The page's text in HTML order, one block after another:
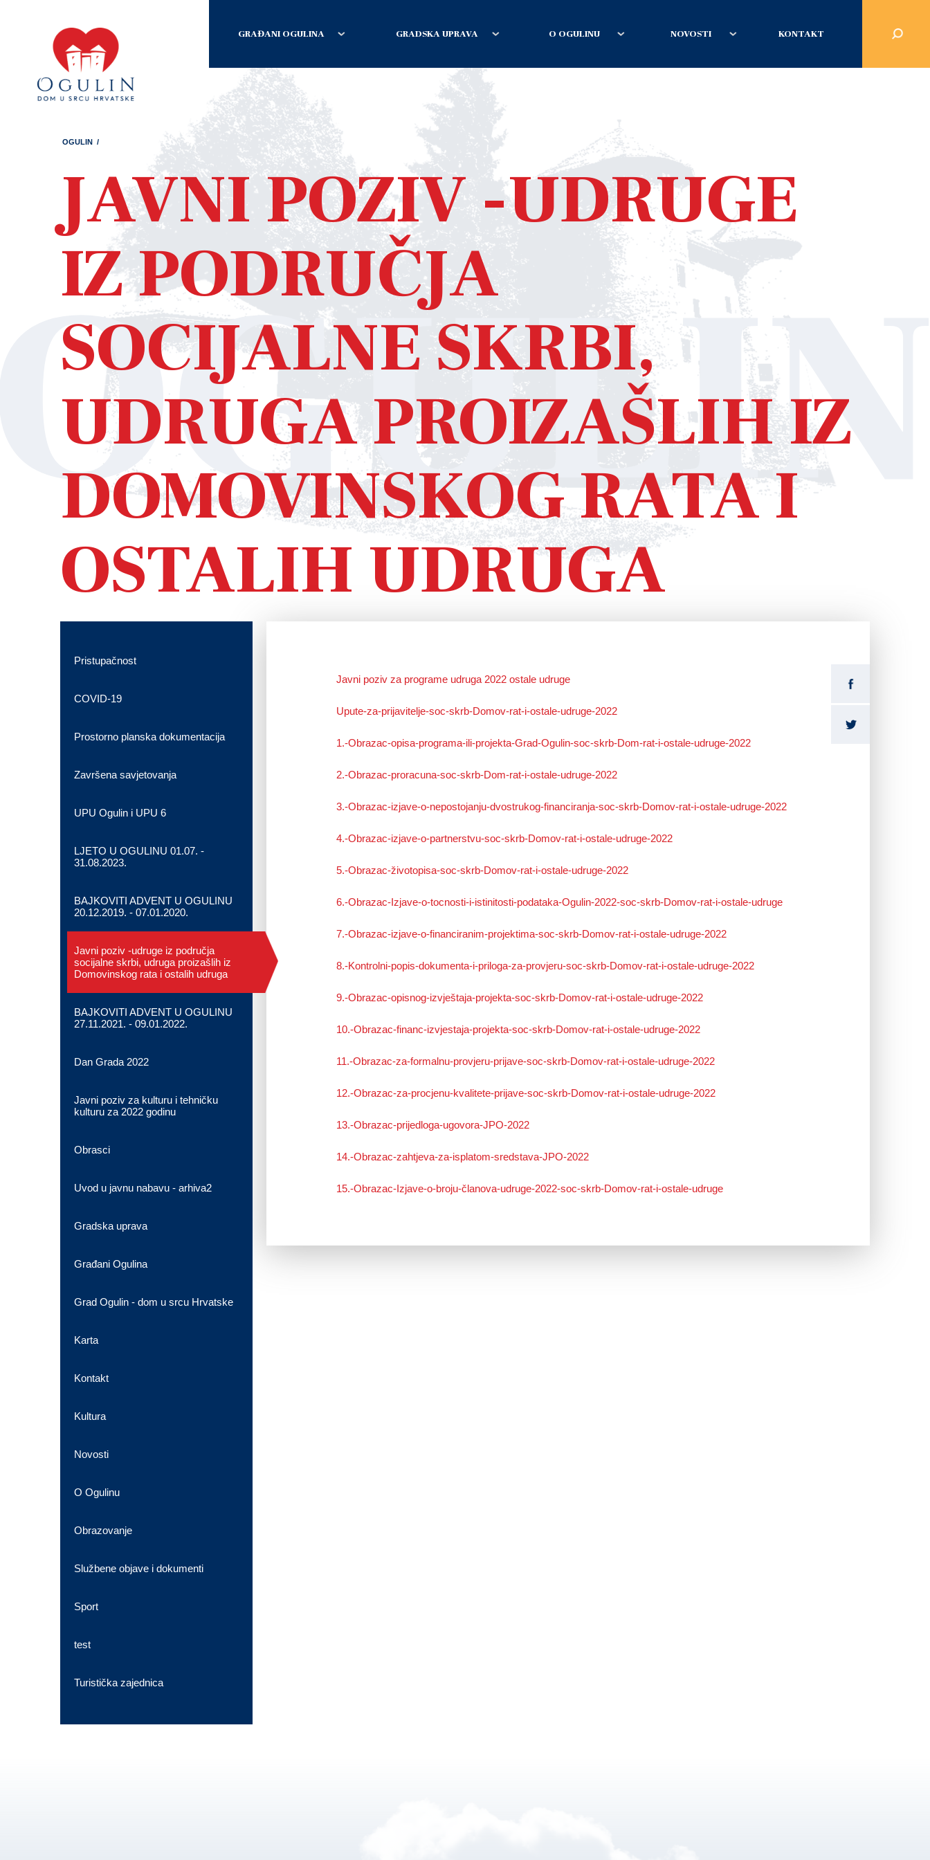
GRAĐANI OGULINA GRADSKA UPRAVA O OGULINU NOVOSTI KONTAKT
OGULIN /
JAVNI POZIV -UDRUGE
IZ PODRUČJA
SOCIJALNE SKRBI,
UDRUGA PROIZAŠLIH IZ
DOMOVINSKOG RATA I
OSTALIH UDRUGA
Javni poziv za programe udruga 2022 ostale udruge
Upute-za-prijavitelje-soc-skrb-Domov-rat-i-ostale-udruge-2022
1.-Obrazac-opisa-programa-ili-projekta-Grad-Ogulin-soc-skrb-Dom-rat-i-ostale-udruge-2022
2.-Obrazac-proracuna-soc-skrb-Dom-rat-i-ostale-udruge-2022
3.-Obrazac-izjave-o-nepostojanju-dvostrukog-financiranja-soc-skrb-Domov-rat-i-ostale-udruge-2022
4.-Obrazac-izjave-o-partnerstvu-soc-skrb-Domov-rat-i-ostale-udruge-2022
5.-Obrazac-životopisa-soc-skrb-Domov-rat-i-ostale-udruge-2022
6.-Obrazac-Izjave-o-tocnosti-i-istinitosti-podataka-Ogulin-2022-soc-skrb-Domov-rat-i-ostale-udruge
7.-Obrazac-izjave-o-financiranim-projektima-soc-skrb-Domov-rat-i-ostale-udruge-2022
8.-Kontrolni-popis-dokumenta-i-priloga-za-provjeru-soc-skrb-Domov-rat-i-ostale-udruge-2022
9.-Obrazac-opisnog-izvještaja-projekta-soc-skrb-Domov-rat-i-ostale-udruge-2022
10.-Obrazac-financ-izvjestaja-projekta-soc-skrb-Domov-rat-i-ostale-udruge-2022
11.-Obrazac-za-formalnu-provjeru-prijave-soc-skrb-Domov-rat-i-ostale-udruge-2022
12.-Obrazac-za-procjenu-kvalitete-prijave-soc-skrb-Domov-rat-i-ostale-udruge-2022
13.-Obrazac-prijedloga-ugovora-JPO-2022
14.-Obrazac-zahtjeva-za-isplatom-sredstava-JPO-2022
15.-Obrazac-Izjave-o-broju-članova-udruge-2022-soc-skrb-Domov-rat-i-ostale-udruge
Pristupačnost
COVID-19
Prostorno planska dokumentacija
Završena savjetovanja
UPU Ogulin i UPU 6
LJETO U OGULINU 01.07. -
31.08.2023.
BAJKOVITI ADVENT U OGULINU
20.12.2019. - 07.01.2020.
Javni poziv -udruge iz područja
socijalne skrbi, udruga proizašlih iz
Domovinskog rata i ostalih udruga
BAJKOVITI ADVENT U OGULINU
27.11.2021. - 09.01.2022.
Dan Grada 2022
Javni poziv za kulturu i tehničku
kulturu za 2022 godinu
Obrasci
Uvod u javnu nabavu - arhiva2
Gradska uprava
Građani Ogulina
Grad Ogulin - dom u srcu Hrvatske
Karta
Kontakt
Kultura
Novosti
O Ogulinu
Obrazovanje
Službene objave i dokumenti
Sport
test
Turistička zajednica